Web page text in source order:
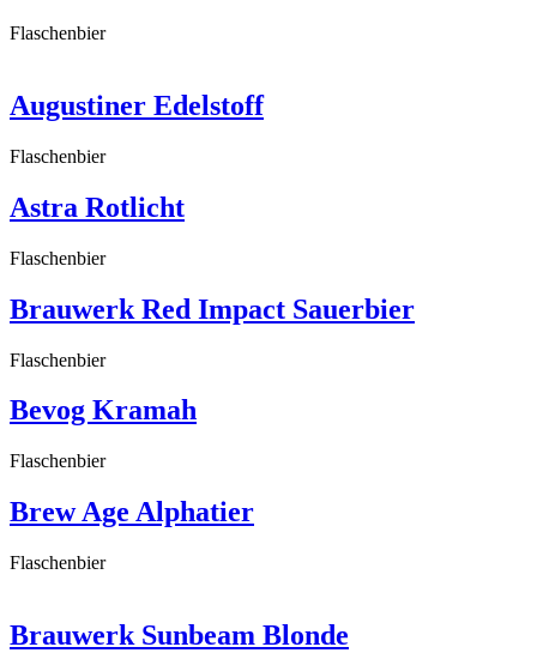
Flaschenbier
Augustiner Edelstoff
Flaschenbier
Astra Rotlicht
Flaschenbier
Brauwerk Red Impact Sauerbier
Flaschenbier
Bevog Kramah
Flaschenbier
Brew Age Alphatier
Flaschenbier
Brauwerk Sunbeam Blonde